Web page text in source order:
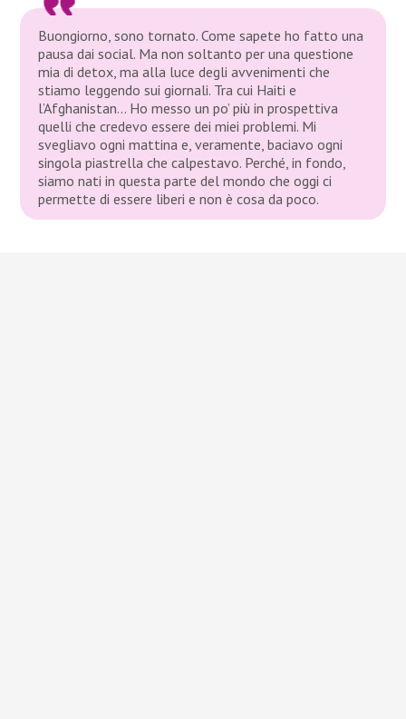
Buongiorno, sono tornato. Come sapete ho fatto una
pausa dai social. Ma non soltanto per una questione
mia di detox, ma alla luce degli avvenimenti che
stiamo leggendo sui giornali. Tra cui Haiti e
l’Afghanistan… Ho messo un po’ più in prospettiva
quelli che credevo essere dei miei problemi. Mi
svegliavo ogni mattina e, veramente, baciavo ogni
singola piastrella che calpestavo. Perché, in fondo,
siamo nati in questa parte del mondo che oggi ci
permette di essere liberi e non è cosa da poco.